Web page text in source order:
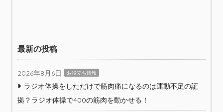
最新の投稿
2026年8月6日 お役立ち情報
ラジオ体操をしただけで筋肉痛になるのは運動不足の証
拠？ラジオ体操で400の筋肉を動かせる！